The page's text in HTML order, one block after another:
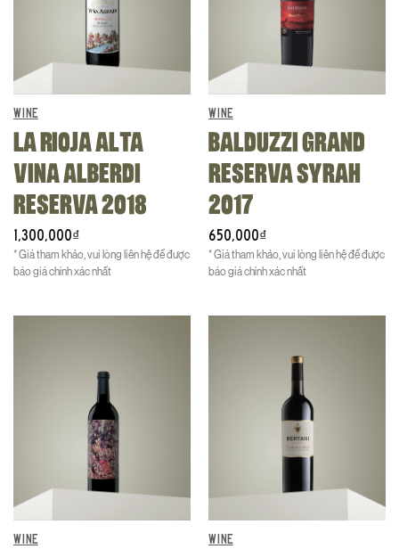
WINE
LA RIOJA ALTA
VINA ALBERDI
RESERVA 2018
1,300,000₫
* Giá tham khảo, vui lòng liên hệ để được
báo giá chính xác nhất
WINE
BALDUZZI GRAND
RESERVA SYRAH
2017
650,000₫
* Giá tham khảo, vui lòng liên hệ để được
báo giá chính xác nhất
WINE WINE